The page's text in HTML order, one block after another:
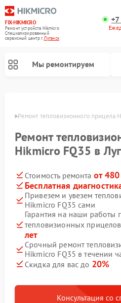
FIX-HIKMICRO
Ремонт устройств Hikmicro
Специализированный
cервисный центр г.Луганск
Мы ремонтируем
Ремонт тепловизионного прицела
Ремонт
Hikmicro FQ35 в
Стоимость ремонта от
Бесплатная
Привезем и увезем
Hikmicro FQ35 сами
Гарантия на наши работы
тепловизионных
лет
Срочный ремонт
Hikmicro FQ35 в течении
Скидка для вас до 20%
Консультация со